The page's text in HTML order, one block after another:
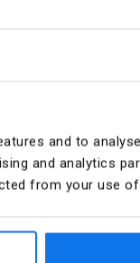
and to
and analytics
from your use
або для монтажу
для прихованого